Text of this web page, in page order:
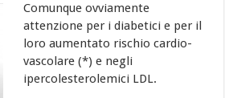
Comunque ovviamente
attenzione per i diabetici e per il
loro aumentato rischio cardio-
vascolare (*) e negli
ipercolesterolemici LDL.